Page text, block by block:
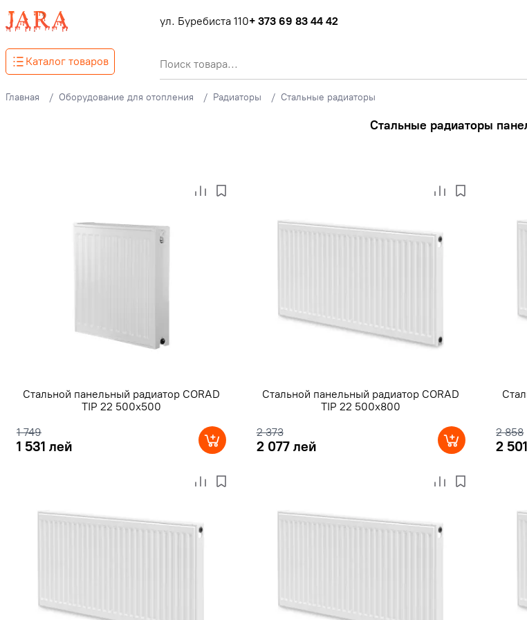
ул. Буребиста 110+ 373 69 83 44 42
Каталог товаров
Главная Оборудование для отопления Радиаторы Стальные радиаторы
Стальные радиаторы
Стальной панельный радиатор CORAD
TIP 22 500x500
1 749
1 531 лей
Стальной панельный радиатор CORAD
TIP 22 500x800
2 373
2 077 лей
2 858
2